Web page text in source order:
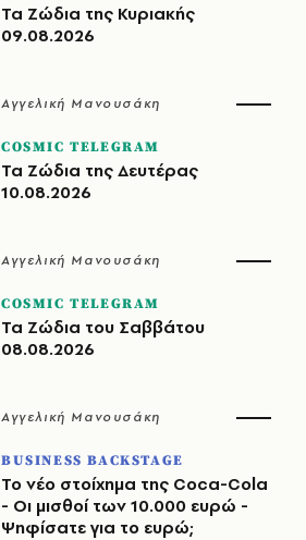
Τα Ζώδια της Κυριακής
09.08.2026
Αγγελική Μανουσάκη
COSMIC TELEGRAM
Τα Ζώδια της Δευτέρας
10.08.2026
Αγγελική Μανουσάκη
COSMIC TELEGRAM
Τα Ζώδια του Σαββάτου
08.08.2026
Αγγελική Μανουσάκη
BUSINESS BACKSTAGE
Το νέο στοίχημα της Coca-Cola
- Οι μισθοί των 10.000 ευρώ -
Ψηφίσατε για το ευρώ;